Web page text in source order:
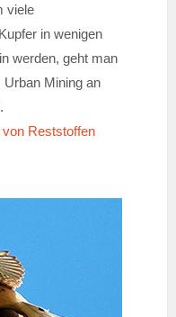
viele
in wenigen
werden, geht man
Mining an
Reststoffen